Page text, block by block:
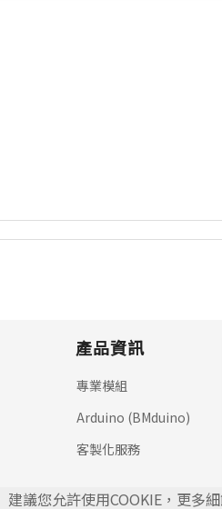
建議您允許使用COOKIE，更多
產品資訊
專業模組
Arduino (BMduino)
客製化服務